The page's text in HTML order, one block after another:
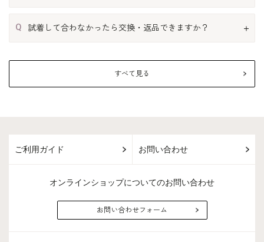
Q 試着して合わなかったら交換・返品できますか？
すべて見る
ご利用ガイド お問い合わせ
オンラインショップについてのお問い合わせ
お問い合わせフォーム